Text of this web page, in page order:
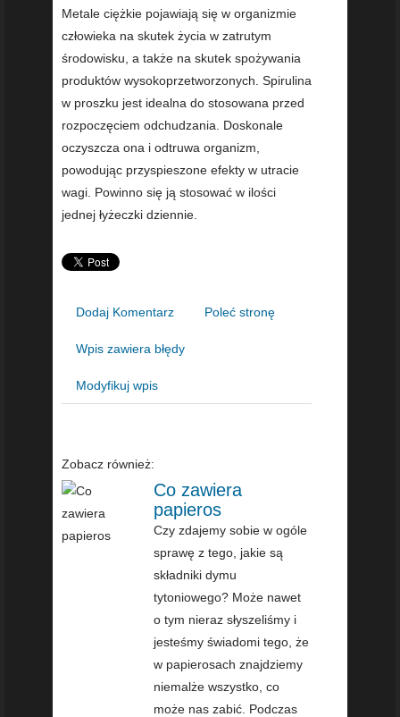
Metale ciężkie pojawiają się w organizmie
człowieka na skutek życia w zatrutym
środowisku, a także na skutek spożywania
produktów wysokoprzetworzonych. Spirulina
w proszku jest idealna do stosowana przed
rozpoczęciem odchudzania. Doskonale
oczyszcza ona i odtruwa organizm,
powodując przyspieszone efekty w utracie
wagi. Powinno się ją stosować w ilości
jednej łyżeczki dziennie.
Dodaj Komentarz Poleć stronę
Wpis zawiera błędy
Modyfikuj wpis
Zobacz również:
Co zawiera
papieros
Czy zdajemy sobie w ogóle
sprawę z tego, jakie są
składniki dymu
tytoniowego? Może nawet
o tym nieraz słyszeliśmy i
jesteśmy świadomi tego, że
w papierosach znajdziemy
niemalże wszystko, co
może nas zabić. Podczas